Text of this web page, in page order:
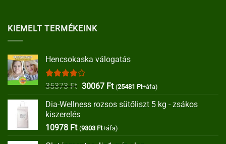
KIEMELT TERMÉKEINK
Hencsokaska válogatás
Értékelés:
35373Ft Original
was:
30067 FtCurrent
is:
(25481 Ft+áfa)
Dia-Wellness rozsos sütőliszt 5 kg - zsákos
kiszerelés
10978 Ft (9303 Ft+áfa)